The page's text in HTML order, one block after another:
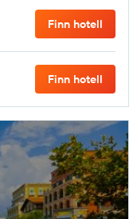
Finn hotell
Finn hotell